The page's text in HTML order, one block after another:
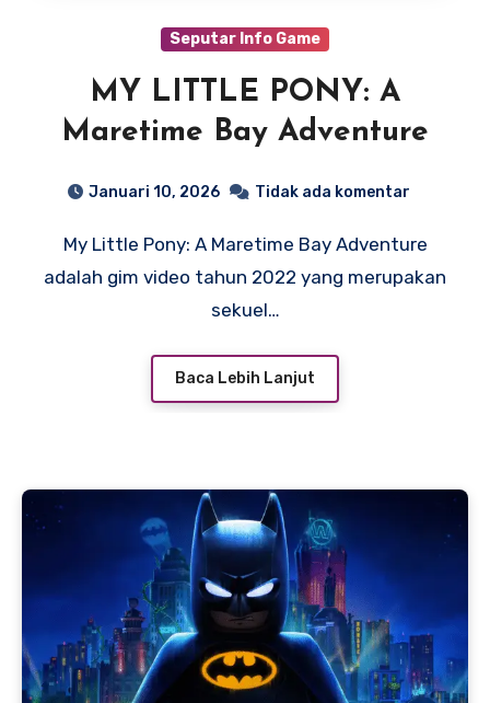
Seputar Info Game
MY LITTLE PONY: A
Maretime Bay Adventure
Januari 10, 2026 Tidak ada komentar
My Little Pony: A Maretime Bay Adventure
adalah gim video tahun 2022 yang merupakan
sekuel…
Baca Lebih Lanjut